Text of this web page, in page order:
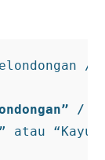
/
/
atau